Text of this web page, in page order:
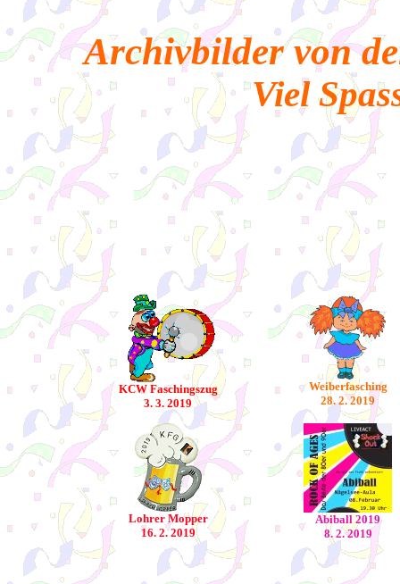
Archivbilder von
Viel
KCW Faschingszug
3. 3. 2019
Weiberfasching
28. 2. 2019
Lohrer Mopper
16. 2. 2019
Abiball 2019
8. 2. 2019